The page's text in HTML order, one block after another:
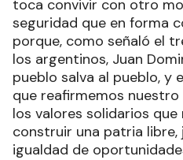
toca convivir con otro
seguridad que en forma
porque, como señaló el
los argentinos, Juan
pueblo salva al pueblo, y
que reafirmemos
los valores solidarios
construir una patria libre,
igualdad de